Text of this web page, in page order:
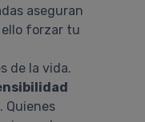
aseguran
ello forzar tu
de la vida.
Quienes